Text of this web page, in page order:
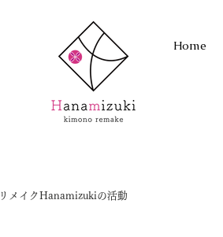
Home
リメイクHanamizukiの活動